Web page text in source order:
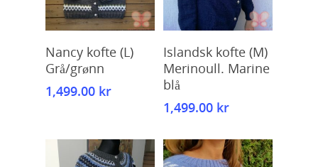
Kjøp
Nancy kofte (L)
Grå/grønn
1,499.00 kr
Kjøp
Islandsk kofte (M)
Merinoull. Marine
blå
1,499.00 kr